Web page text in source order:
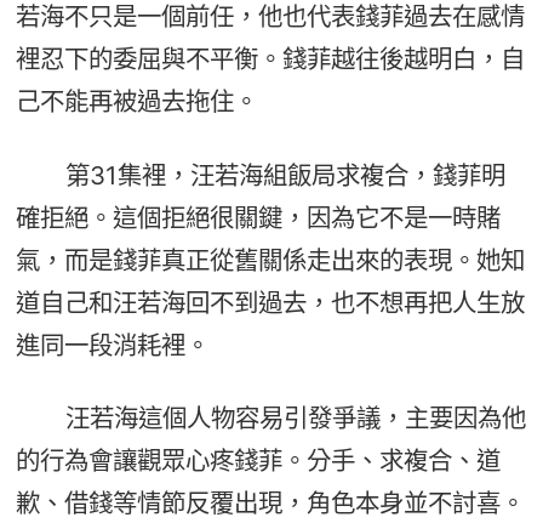
若海不只是一個前任，他也代表錢菲過去在感情
裡忍下的委屈與不平衡。錢菲越往後越明白，自
己不能再被過去拖住。
第31集裡，汪若海組飯局求複合，錢菲明
確拒絕。這個拒絕很關鍵，因為它不是一時賭
氣，而是錢菲真正從舊關係走出來的表現。她知
道自己和汪若海回不到過去，也不想再把人生放
進同一段消耗裡。
汪若海這個人物容易引發爭議，主要因為他
的行為會讓觀眾心疼錢菲。分手、求複合、道
歉、借錢等情節反覆出現，角色本身並不討喜。